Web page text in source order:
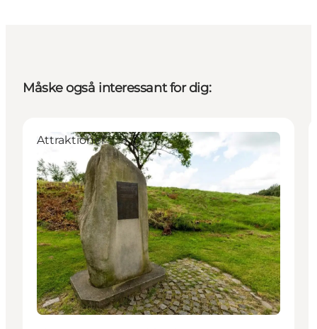
Måske også interessant for dig:
Attraktioner